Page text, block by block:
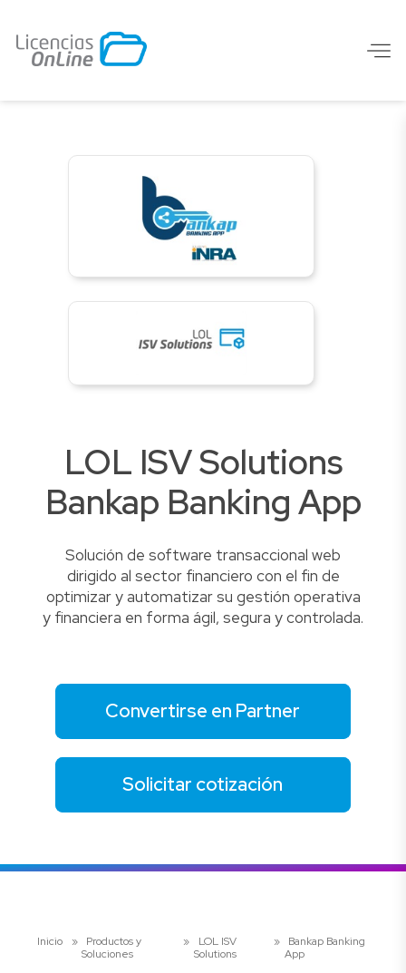
LOL ISV Solutions
Bankap Banking App
Solución de software transaccional web
dirigido al sector financiero con el fin de
optimizar y automatizar su gestión operativa
y financiera en forma ágil, segura y controlada.
Convertirse en Partner
Solicitar cotización
Inicio »
Productos y
Soluciones
»
LOL ISV
Solutions
»
Bankap Banking
App